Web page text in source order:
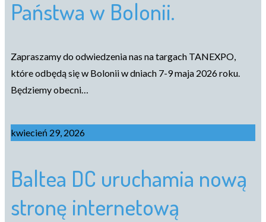
Państwa w Bolonii.
Zapraszamy do odwiedzenia nas na targach TANEXPO,
które odbędą się w Bolonii w dniach 7-9 maja 2026 roku.
Będziemy obecni…
kwiecień 29, 2026
Baltea DC uruchamia nową
stronę internetową